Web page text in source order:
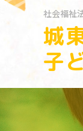
社会福祉
城
子